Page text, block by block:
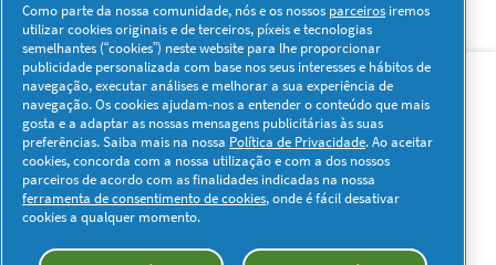
Sobre nós Contacto Visitar www.pg.com
Redes Sociais
Os meus dados Privacidade Sobre os Cookies
Como parte da nossa comunidade, nós e os nossos parceiros iremos
utilizar cookies originais e de terceiros, píxeis e tecnologias
semelhantes (“cookies”) neste website para lhe proporcionar
publicidade personalizada com base nos seus interesses e hábitos de
navegação, executar análises e melhorar a sua experiência de
navegação. Os cookies ajudam-nos a entender o conteúdo que mais
gosta e a adaptar as nossas mensagens publicitárias às suas
preferências. Saiba mais na nossa Política de Privacidade. Ao aceitar
cookies, concorda com a nossa utilização e com a dos nossos
parceiros de acordo com as finalidades indicadas na nossa
ferramenta de consentimento de cookies, onde é fácil desativar
cookies a qualquer momento.